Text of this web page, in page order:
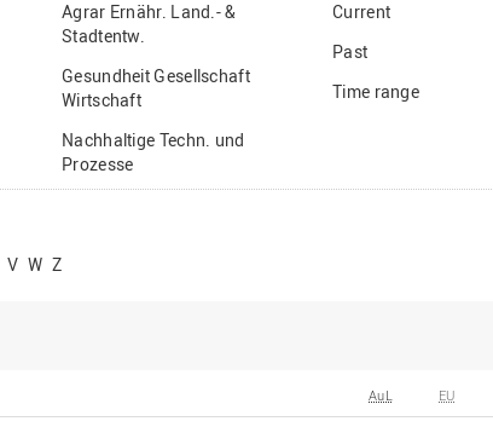
Agrar Ernähr. Land.- &
Stadtentw.
Gesundheit Gesellschaft
Wirtschaft
Nachhaltige Techn. und
Prozesse
Current
Past
Time range
V W Z
AuL EU